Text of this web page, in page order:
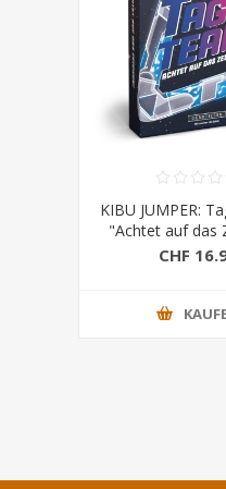
KIBU JUMPER:
"Achtet auf das
CHF